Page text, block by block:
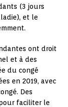
(3 jours
et le
ont droit
et à des
du congé
en 2019, avec
Des
faciliter le